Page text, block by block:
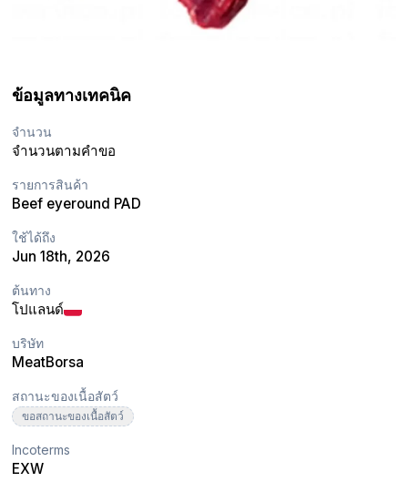
ข้อมูลทางเทคนิค
จำนวน
จำนวนตามคำขอ
รายการสินค้า
Beef eyeround PAD
ใช้ได้ถึง
Jun 18th, 2026
ต้นทาง
โปแลนด์
บริษัท
MeatBorsa
สถานะของเนื้อสัตว์
ขอสถานะของเนื้อสัตว์
Incoterms
EXW